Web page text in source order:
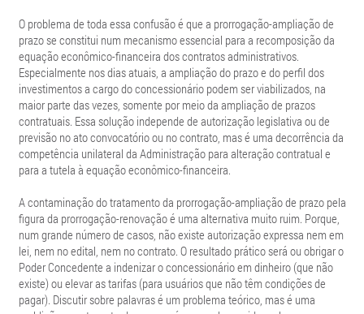
O problema de toda essa confusão é que a prorrogação-ampliação de
prazo se constitui num mecanismo essencial para a recomposição da
equação econômico-financeira dos contratos administrativos.
Especialmente nos dias atuais, a ampliação do prazo e do perfil dos
investimentos a cargo do concessionário podem ser viabilizados, na
maior parte das vezes, somente por meio da ampliação de prazos
contratuais. Essa solução independe de autorização legislativa ou de
previsão no ato convocatório ou no contrato, mas é uma decorrência da
competência unilateral da Administração para alteração contratual e
para a tutela à equação econômico-financeira.
A contaminação do tratamento da prorrogação-ampliação de prazo pela
figura da prorrogação-renovação é uma alternativa muito ruim. Porque,
num grande número de casos, não existe autorização expressa nem em
lei, nem no edital, nem no contrato. O resultado prático será ou obrigar o
Poder Concedente a indenizar o concessionário em dinheiro (que não
existe) ou elevar as tarifas (para usuários que não têm condições de
pagar). Discutir sobre palavras é um problema teórico, mas é uma